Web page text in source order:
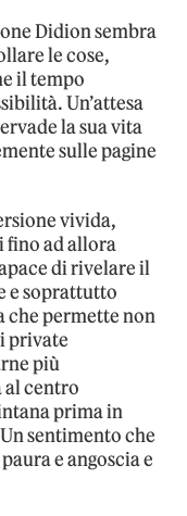
Didion sembra
le cose,
il tempo
Un’attesa
la sua vita
sulle pagine
vivida,
fino ad allora
di rivelare il
e soprattutto
che permette non
private
più
al centro
prima in
sentimento che
e angoscia e